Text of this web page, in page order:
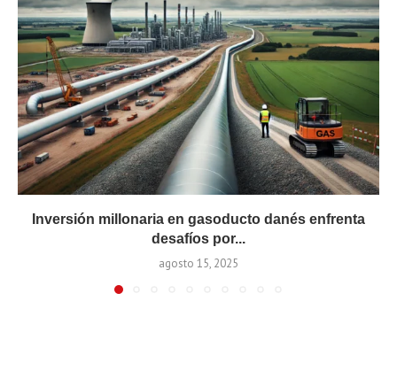
Inversión millonaria en gasoducto danés enfrenta
desafíos por...
agosto 15, 2025